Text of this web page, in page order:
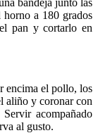
a 180 grados
pan y cortarlo en
encima el pollo, los
aliño y coronar con
acompañado
al gusto.